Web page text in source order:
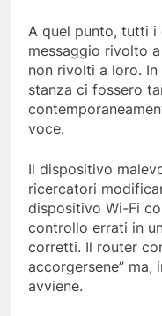
A quel punto, tutti
messaggio rivolto
non rivolti a loro. In
stanza ci fossero
voce.
Il dispositivo
ricercatori
dispositivo Wi-Fi
controllo errati in
corretti. Il router
accorgersene” ma,
avviene.